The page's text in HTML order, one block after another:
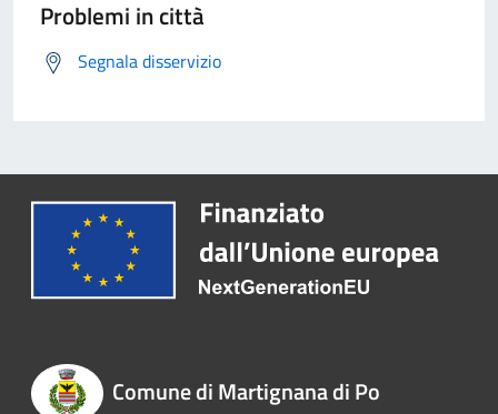
Problemi in città
Segnala disservizio
Comune di Martignana di Po